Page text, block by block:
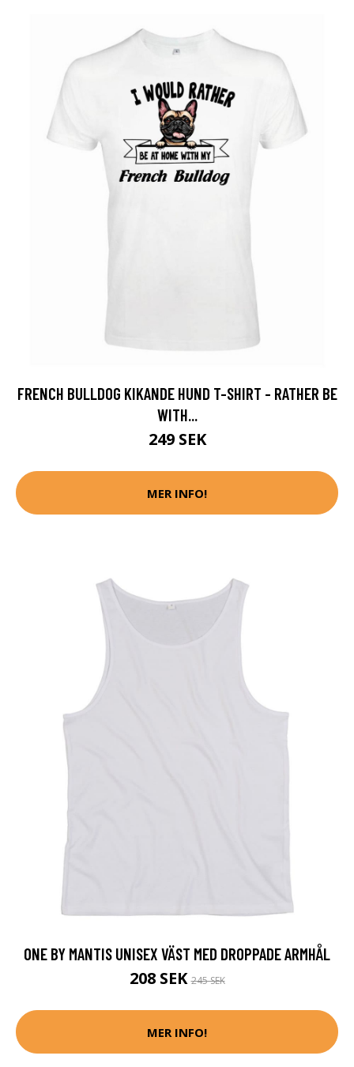
FRENCH BULLDOG KIKANDE HUND T-SHIRT - RATHER BE
WITH...
249 SEK
MER INFO!
ONE BY MANTIS UNISEX VÄST MED DROPPADE ARMHÅL
208 SEK245 SEK
MER INFO!